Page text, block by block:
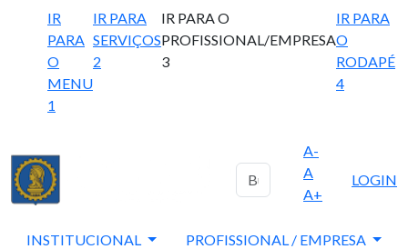
IR
PARA
O
MENU
1
IR PARA
SERVIÇOS
2
IR PARA O
PROFISSIONAL/EMPRESA
3
IR PARA
O
RODAPÉ
4
A-
A
A+
LOGIN
INSTITUCIONAL PROFISSIONAL / EMPRESA